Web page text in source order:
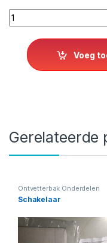
Slangenset Nitriel (4
Voeg
Gerelateerde
Ontvetterbak Onderdelen
Schakelaar